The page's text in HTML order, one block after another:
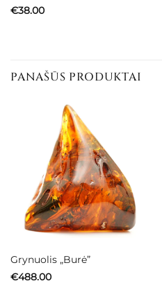
€38.00
PANAŠŪS PRODUKTAI
Grynuolis „Burė”
€488.00